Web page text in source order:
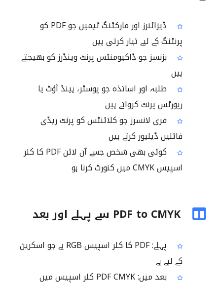
ڈیزائنرز اور مارکٹنگ ٹیمیں جو PDF کو
پرنٹنگ کے لیے تیار کرتی ہیں
بزنسز جو ڈاکیومنٹس پرنٹ وینڈرز کو بھیجتے
ہیں
طلبہ اور اساتذہ جو پوسٹر، ہینڈ آؤٹ یا
رپورٹس پرنٹ کرواتے ہیں
فری لانسرز جو کلائنٹس کو پرنٹ ریڈی
فائلیں ڈیلیور کرتے ہیں
کوئی بھی شخص جسے آن لائن PDF کا کلر
اسپیس CMYK میں کنورٹ کرنا ہو
PDF to CMYK سے پہلے اور بعد
پہلے: PDF کا کلر اسپیس RGB ہے جو اسکرین
کے لیے ہے
بعد میں: PDF CMYK کلر اسپیس میں